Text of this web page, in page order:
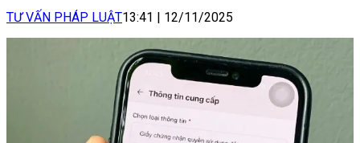
TƯ VẤN PHÁP LUẬT13:41 | 12/11/2025